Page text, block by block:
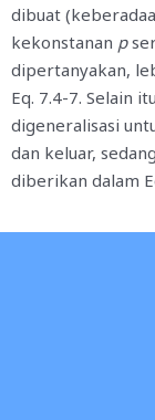
dibuat
kekonstanan p
dipertanyakan,
Eq. 7.4-7. Selain
digeneralisasi
dan keluar,
diberikan dalam